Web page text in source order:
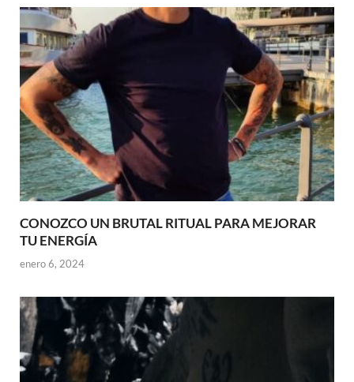
CONOZCO UN BRUTAL RITUAL PARA MEJORAR
TU ENERGÍA
enero 6, 2024